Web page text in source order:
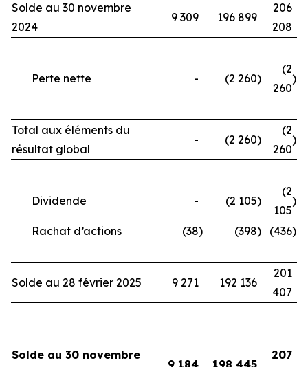
Solde au 30 novembre
2024
9 309 196 899
206
208
Perte nette - (2 260)
(2
260
)
Total aux éléments du
résultat global
- (2 260)
(2
260
)
Dividende - (2 105)
(2
105
)
Rachat d’actions (38) (398) (436)
Solde au 28 février 2025 9 271 192 136
201
407
Solde au 30 novembre
9 184 198 445
207